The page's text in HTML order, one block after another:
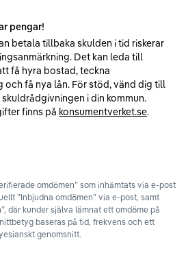
pengar!
betala tillbaka skulden i tid riskerar
Det kan leda till
få hyra bostad, teckna
och få nya lån. För stöd, vänd dig till
i din kommun.
finns på konsumentverket.se.
omdömen” som inhämtats via e-post
”Inbjudna omdömen” via e-post, samt
där kunder själva lämnat ett omdöme på
baseras på tid, frekvens och ett
genomsnitt.